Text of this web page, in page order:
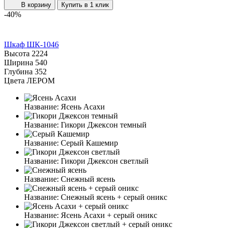
В корзину Купить в 1 клик
-40%
Шкаф ШК-1046
Высота 2224
Ширина 540
Глубина 352
Цвета ЛЕРОМ
Название: Ясень Асахи
Название: Гикори Джексон темный
Название: Серый Кашемир
Название: Гикори Джексон светлый
Название: Снежный ясень
Название: Снежный ясень + серый оникс
Название: Ясень Асахи + серый оникс